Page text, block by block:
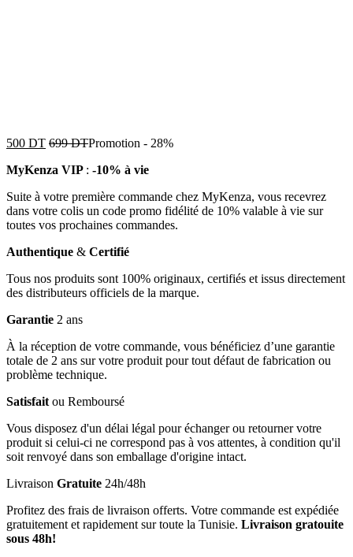
500 DT 699DTPromotion - 28%
MyKenza VIP : -10% à vie
Suite à votre première commande chez MyKenza, vous recevrez
dans votre colis un code promo fidélité de 10% valable à vie sur
toutes vos prochaines commandes.
Authentique & Certifié
Tous nos produits sont 100% originaux, certifiés et issus directement
des distributeurs officiels de la marque.
Garantie 2 ans
À la réception de votre commande, vous bénéficiez d’une garantie
totale de 2 ans sur votre produit pour tout défaut de fabrication ou
problème technique.
Satisfait ou Remboursé
Vous disposez d'un délai légal pour échanger ou retourner votre
produit si celui-ci ne correspond pas à vos attentes, à condition qu'il
soit renvoyé dans son emballage d'origine intact.
Livraison Gratuite 24h/48h
Profitez des frais de livraison offerts. Votre commande est expédiée
gratuitement et rapidement sur toute la Tunisie. Livraison gratouite
sous 48h!